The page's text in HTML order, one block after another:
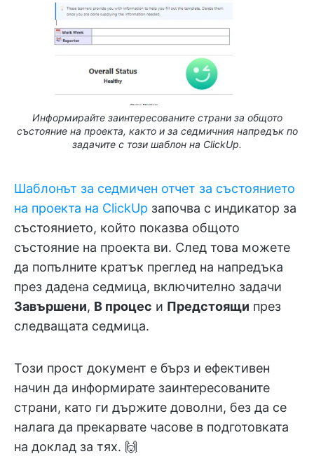
Информирайте заинтересованите страни за общото
състояние на проекта, както и за седмичния напредък по
задачите с този шаблон на ClickUp.
Шаблонът за седмичен отчет за състоянието
на проекта на ClickUp започва с индикатор за
състоянието, който показва общото
състояние на проекта ви. След това можете
да попълните кратък преглед на напредъка
през дадена седмица, включително задачи
Завършени, В процес и Предстоящи през
следващата седмица.
Този прост документ е бърз и ефективен
начин да информирате заинтересованите
страни, като ги държите доволни, без да се
налага да прекарвате часове в подготовката
на доклад за тях. 🙌